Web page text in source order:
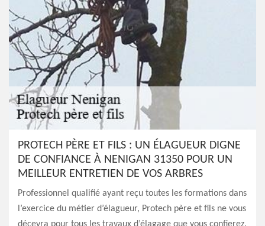
PROTECH PÈRE ET FILS : UN ÉLAGUEUR DIGNE
DE CONFIANCE À NENIGAN 31350 POUR UN
MEILLEUR ENTRETIEN DE VOS ARBRES
Professionnel qualifié ayant reçu toutes les formations dans
l’exercice du métier d’élagueur, Protech père et fils ne vous